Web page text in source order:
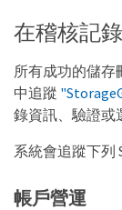
在稽核記
所有成功的儲存
中追蹤
錄資訊、驗證或
系統會追蹤下列
帳戶營運